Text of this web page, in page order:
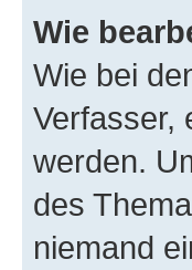
Wie
Wie bei
Verfasser,
werden.
des
niemand